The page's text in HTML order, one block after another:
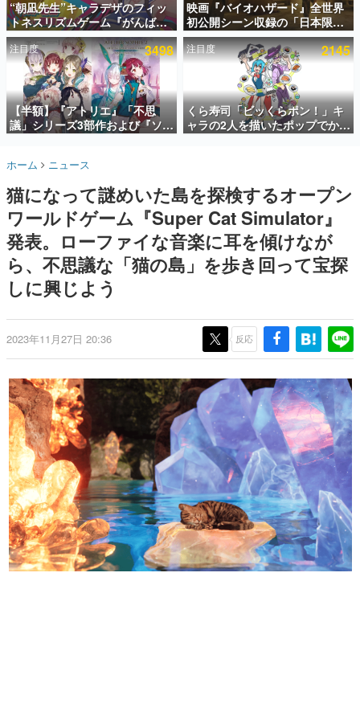
インタビュー
連載・特集一覧
殿堂入り記事
SNS拡散数が数千以上！ ページビュー数万以上！ などな
ど。多くの人々に読まれた、電ファミ渾身の“殿堂入り”記
事をまとめました。
名作ゲームクリエイターの方々に製作時のエピソードをお
きます。
赫本
この物語を解いてはいけない。『赫本』は、〈試験問題〉
の形をした短編ホラー小説集です。
新世代に訊く
これからのデジタルゲーム市場を担う若きクリエイター達
ゲーム世代の作家たち
ゲームに多大な影響を受けた作家さんに取材し、ゲームが
画です。
日本モバイルゲーム産業史
日本のモバイルゲーム史における主要なトピック・タイト
ルを網羅するほか、開発者へのインタビューや識者による
解説を掲載。約20年の歴史が一望できる決定版！
若ゲのいたり〜ゲームクリエイターの青春〜
『うつヌケ』『ペンと箸』等で知られるマンガ家・田中圭
一先生によるゲーム業界レポートマンガです。
なんでゲームは面白い？
ゲーム開発者・hamatsu氏がゲームの魅力を画面や操作の
具体的な形から解き明かしていく、硬派で骨太な評論連載
“朝凪先生”キャラデザのフィッ
トネスリズムゲーム『がんば
れ！チアリズム』Steamストア
ページが公開。キャラクターの
CVは陽向葵ゅかさん
映画『バイオハザード』全世界
初公開シーン収録の「日本限
定」予告映像が解禁。バイオの
日（8月10日）にあわせて、
「ラクーンシティ総合病院」へ
行く配達人の姿が披露
注目度 3498
【半額】『アトリエ』「不思
議」シリーズ3部作および『ソフ
ィーのアトリエ2』公式画集の
ルが開催中。各作品の設定画や
美麗なイラストの数々をふんだ
んに収録
注目度 2145
くら寿司「ビッくらポン！」キ
ャラの2人を描いたポップでかわ
いいコラボイラストが公開。コ
ステム主催「Akaku展」にて販
売へ
ホーム ニュース
猫になって謎めいた島を探検するオープン
ワールドゲーム『Super Cat Simulator』
発表。ローファイな音楽に耳を傾けなが
ら、不思議な「猫の島」を歩き回って宝探
しに興じよう
2023年11月27日 20:36 反応